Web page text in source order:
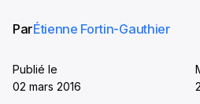
ParÉtienne Fortin-Gauthier
Publié le
02 mars 2016